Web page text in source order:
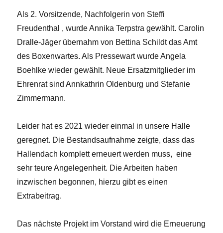
Als 2. Vorsitzende, Nachfolgerin von Steffi
Freudenthal , wurde Annika Terpstra gewählt. Carolin
Dralle-Jäger übernahm von Bettina Schildt das Amt
des Boxenwartes. Als Pressewart wurde Angela
Boehlke wieder gewählt. Neue Ersatzmitglieder im
Ehrenrat sind Annkathrin Oldenburg und Stefanie
Zimmermann.
Leider hat es 2021 wieder einmal in unsere Halle
geregnet. Die Bestandsaufnahme zeigte, dass das
Hallendach komplett erneuert werden muss, eine
sehr teure Angelegenheit. Die Arbeiten haben
inzwischen begonnen, hierzu gibt es einen
Extrabeitrag.
Das nächste Projekt im Vorstand wird die Erneuerung